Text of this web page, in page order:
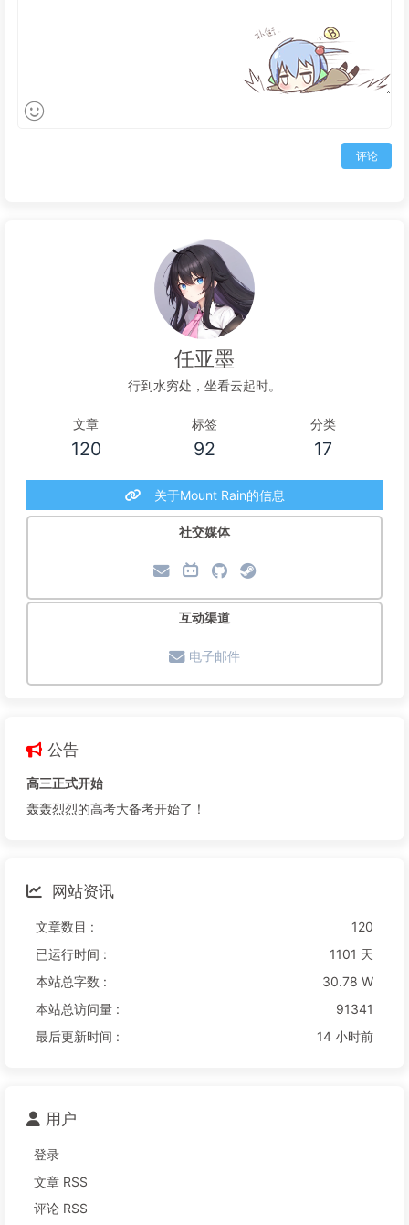
评论
任亚墨
行到水穷处，坐看云起时。
文章
120
标签
92
分类
17
关于Mount Rain的信息
社交媒体
互动渠道
电子邮件
公告
高三正式开始
轰轰烈烈的高考大备考开始了！
网站资讯
文章数目 :
120
已运行时间 :
1101 天
本站总字数 :
30.78 W
本站总访问量 :
91341
最后更新时间 :
14 小时前
用户
登录
文章 RSS
评论 RSS